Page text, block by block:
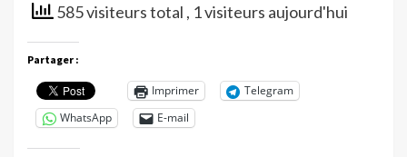
585 visiteurs total , 1 visiteurs aujourd'hui
Partager :
Imprimer
Telegram
WhatsApp
E-mail